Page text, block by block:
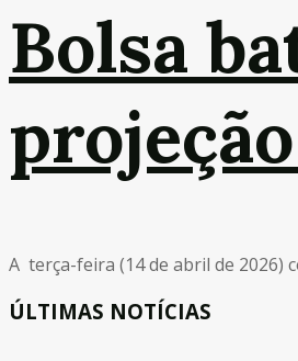
Bolsa
A terça-feira (14 de abril de 2026)
ÚLTIMAS NOTÍCIAS